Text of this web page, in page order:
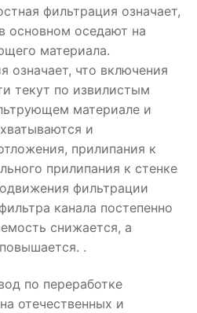
фильтрация означает,
основном оседают на
материала.
означает, что включения
текут по извилистым
материале и
и
прилипания к
прилипания к стенке
фильтрации
канала постепенно
снижается, а
.
по переработке
отечественных и